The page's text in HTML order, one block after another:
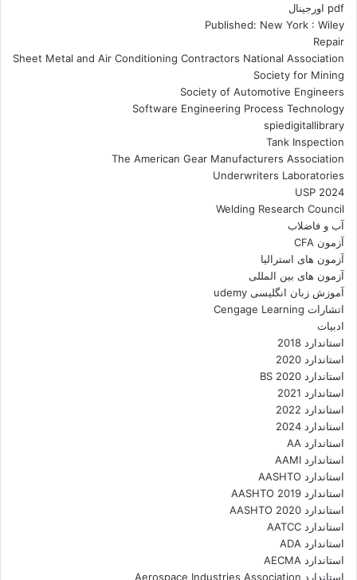
pdf اورجینال
Published: New York : Wiley
Repair
Sheet Metal and Air Conditioning Contractors National Association
Society for Mining
Society of Automotive Engineers
Software Engineering Process Technology
spiedigitallibrary
Tank Inspection
The American Gear Manufacturers Association
Underwriters Laboratories
USP 2024
Welding Research Council
آب و فاضلاب
آزمون CFA
آزمون های استرالیا
آزمون های بین المللی
آموزش زبان انگلیسی udemy
اتشارات Cengage Learning
ادبیات
استاندارد 2018
استاندارد 2020
استاندارد 2020 BS
استاندارد 2021
استاندارد 2022
استاندارد 2024
استاندارد AA
استاندارد AAMI
استاندارد AASHTO
استاندارد AASHTO 2019
استاندارد AASHTO 2020
استاندارد AATCC
استاندارد ADA
استاندارد AECMA
استاندارد Aerospace Industries Association